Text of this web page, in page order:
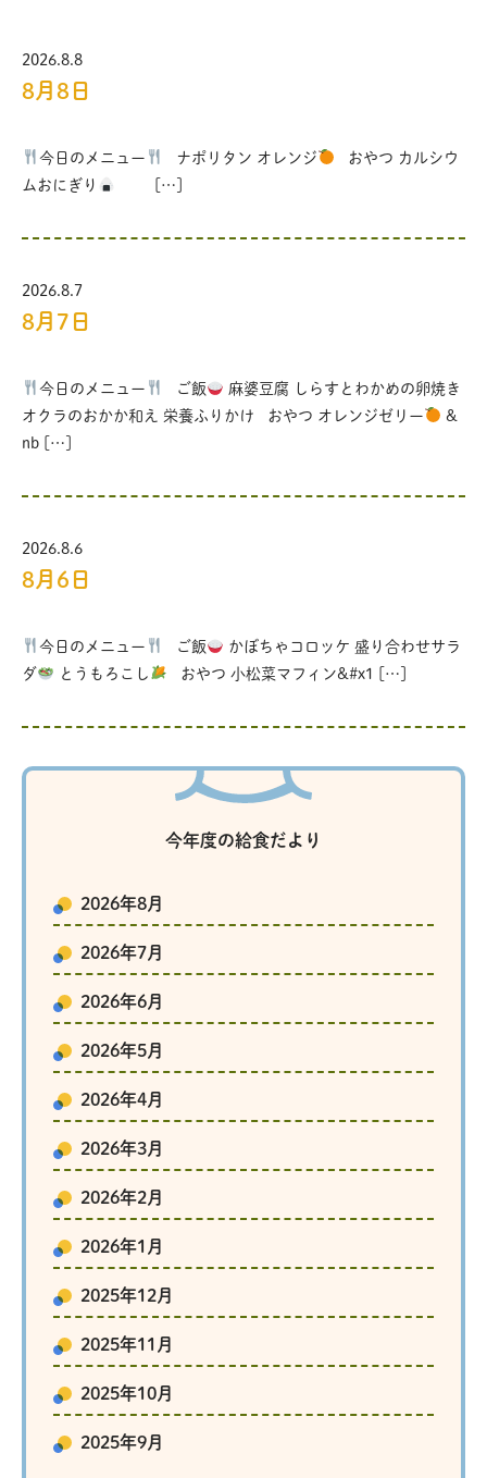
2026.8.8
8月8日
今日のメニュー ナポリタン オレンジ
おやつ カルシウ
ムおにぎり
[…]
2026.8.7
8月7日
今日のメニュー ご飯
麻婆豆腐 しらすとわかめの卵焼き
オクラのおかか和え 栄養ふりかけ おやつ オレンジゼリー
&
nb […]
2026.8.6
8月6日
今日のメニュー ご飯
かぼちゃコロッケ 盛り合わせサラ
ダ
とうもろこし おやつ 小松菜マフィン&#x1 […]
今年度の給食だより
2026年8月
2026年7月
2026年6月
2026年5月
2026年4月
2026年3月
2026年2月
2026年1月
2025年12月
2025年11月
2025年10月
2025年9月